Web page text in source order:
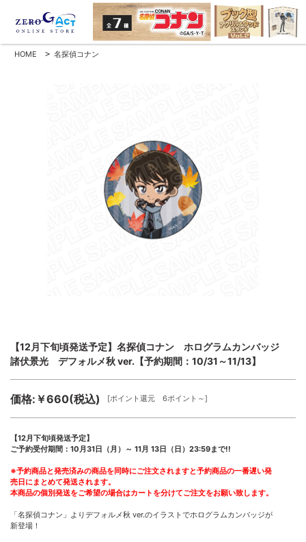
HOME > 名探偵コナン
【12月下旬頃発送予定】名探偵コナン ホログラムカンバッジ
諸伏景光 デフォルメ秋 ver.【予約期間：10/31～11/13】
価格:￥660(税込) [ポイント還元 6ポイント～]
【12月下旬頃発送予定】
ご予約受付期間：10月31日（月）～ 11月 13日（日）23:59まで!!
※予約商品と発売済みの商品を同時にご注文されますと予約商品の一番遅い発
売日にまとめて発送されます。
本商品の個別発送をご希望の場合はカートを分けてご注文をお願い致します。
「名探偵コナン」よりデフォルメ秋 ver.のイラストでホログラムカンバッジが
新登場！